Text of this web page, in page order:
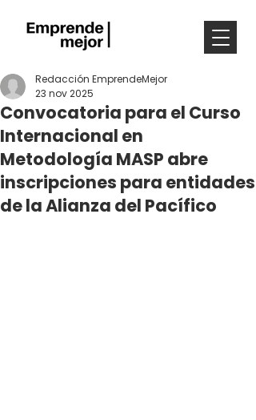
Convocatoria para el Curso
Internacional en
Metodología MASP abre
inscripciones para entidades
de la Alianza del Pacífico
Redacción EmprendeMejor
23 nov 2025